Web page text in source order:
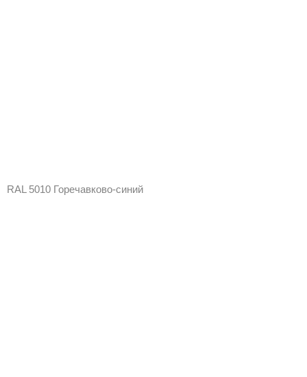
RAL 5010 Горечавково-синий